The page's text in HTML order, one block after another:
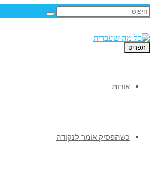
תפריט
אודות
כשהפסיק אומר לנקודה